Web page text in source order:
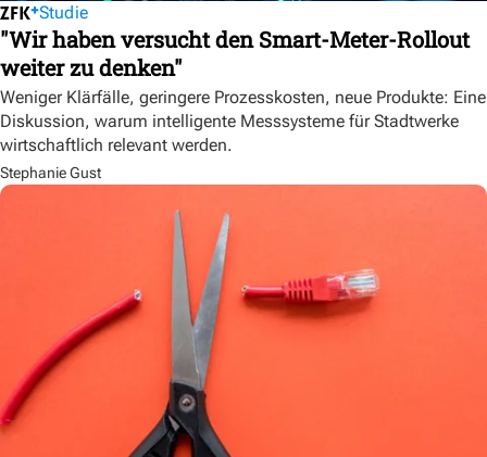
Studie
"Wir haben versucht den Smart-Meter-Rollout
weiter zu denken"
Weniger Klärfälle, geringere Prozesskosten, neue Produkte: Eine
Diskussion, warum intelligente Messsysteme für Stadtwerke
wirtschaftlich relevant werden.
Stephanie Gust